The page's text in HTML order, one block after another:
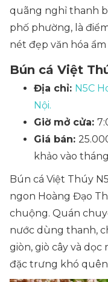
quãng nghỉ thanh
phố phường, là
nét đẹp văn hóa
Bún cá Việt
Địa chỉ: N5C
Nội.
Giờ mở cửa:
Giá bán:
khảo vào
Bún cá Việt Thúy
ngon Hoàng Đạo
chuộng. Quán
nước dùng thanh,
giòn, giò cây và
đặc trưng khó